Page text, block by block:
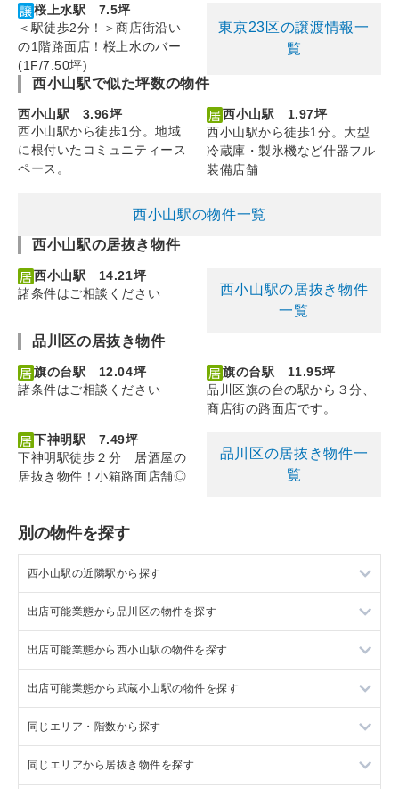
桜上水駅 7.5坪
＜駅徒歩2分！＞商店街沿い
の1階路面店！桜上水のバー
(1F/7.50坪)
東京23区の譲渡情報一
覧
西小山駅で似た坪数の物件
西小山駅 3.96坪
西小山駅から徒歩1分。地域
に根付いたコミュニティース
ペース。
西小山駅 1.97坪
西小山駅から徒歩1分。大型
冷蔵庫・製氷機など什器フル
装備店舗
西小山駅の物件一覧
西小山駅の居抜き物件
西小山駅 14.21坪
諸条件はご相談ください
西小山駅の居抜き物件
一覧
品川区の居抜き物件
旗の台駅 12.04坪
諸条件はご相談ください
旗の台駅 11.95坪
品川区旗の台の駅から３分、
商店街の路面店です。
下神明駅 7.49坪
下神明駅徒歩２分 居酒屋の
居抜き物件！小箱路面店舗◎
品川区の居抜き物件一
覧
別の物件を探す
西小山駅の近隣駅から探す
武蔵小山駅の店舗物件・貸店舗・テナント一覧
大岡山駅の店舗物件・貸店舗・テナント一覧
不動前駅の店舗物件・貸店舗・テナント一覧
出店可能業態から品川区の物件を探す
品川区の重飲食を出店可能な店舗物件・貸店舗・テナント一覧
品川区の軽飲食を出店可能な店舗物件・貸店舗・テナント一覧
品川区のバー・クラブを出店可能な店舗物件・貸店舗・テナン
出店可能業態から西小山駅の物件を探す
西小山駅の重飲食を出店可能な店舗物件・貸店舗・テナント一
覧
出店可能業態から武蔵小山駅の物件を探す
武蔵小山駅の重飲食を出店可能な店舗物件・貸店舗・テナント
同じエリア・階数から探す
品川区の1階の店舗物件・貸店舗・テナント一覧
同じエリアから居抜き物件を探す